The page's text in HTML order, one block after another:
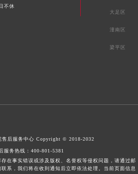
不休
大足区
潼南区
梁平区
售后服务中心 Copyright © 2018-2032
服务热线： 400-801-5381
在事实错误或涉及版权、名誉权等侵权问题，请通过邮
系，我们将在收到通知后立即依法处理。当前页面信息